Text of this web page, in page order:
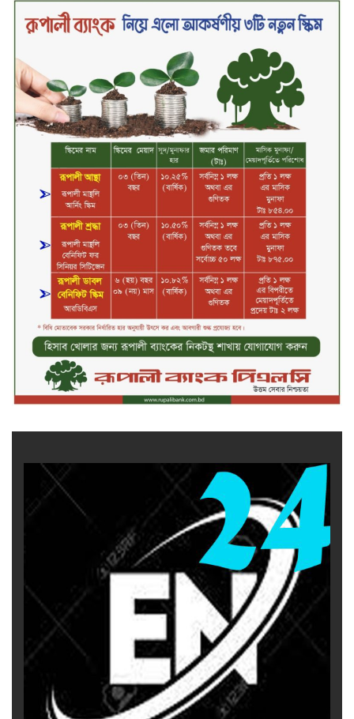
সপ্তাহের শেষ কার্যদিবসে দরবৃদ্ধির শীর্ষে
নিটল ইন্স্যুরেন্স
সিলেটের ওসমানীনগরে দুই বাসের
মুখোমুখি সংঘর্ষে ৮ জন নিহত
২০২৯ সালের মধ্যে বাংলাদেশের
সবচেয়ে বিশ্বস্ত, টেকসই ও ক্যাশলেস
ব্যাংক হওয়ার লক্ষ্য নিয়ে ‘ভিশন ২০২৯’
উন্মোচন করল কমিউনিটি ব্যাংক
বাংলাদেশ পিএলসি